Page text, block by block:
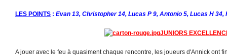
LES POINTS : Evan 13, Christopher 14, Lucas P 9, Antonio 5, Lucas H 34,
JUNIORS
A jouer avec le feu à quasiment chaque rencontre, les joueurs d'Annick ont